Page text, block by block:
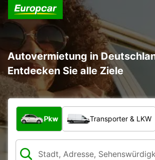
Autovermietung in
Entdecken Sie alle Ziele
Welche Art von Fahrzeug?
Pkw Transporter & LKW